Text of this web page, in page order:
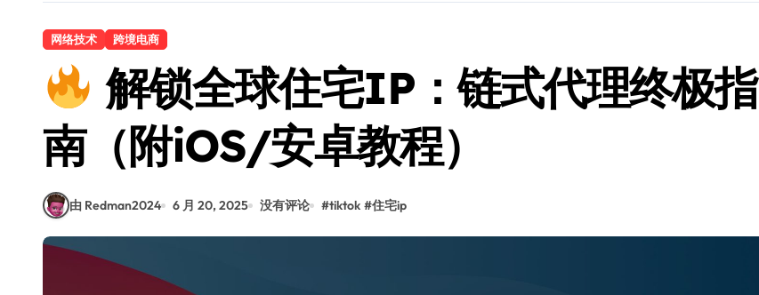
网络技术 跨境电商
解锁全球住宅IP：链式代理终极指
南（附iOS/安卓教程）
由 Redman2024 6 月 20, 2025 没有评论 #tiktok #住宅ip